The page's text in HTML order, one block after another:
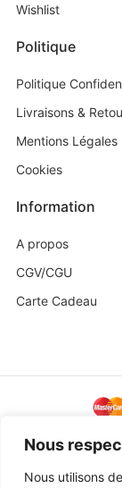
Nous
Nous utilisons
Wishlist
Politique
Politique
Livraisons &
Mentions Légales
Cookies
Information
A propos
CGV/CGU
Carte Cadeau
@